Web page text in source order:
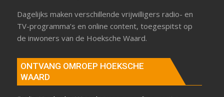
Dagelijks maken verschillende vrijwilligers radio- en
TV-programma’s en online content, toegespitst op
de inwoners van de Hoeksche Waard.
ONTVANG OMROEP HOEKSCHE
WAARD